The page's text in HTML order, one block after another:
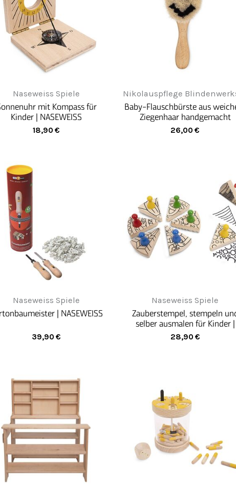
Naseweiss Spiele
mit Kompass für
Kinder | NASEWEISS
18,90 €
Nikolauspflege
Baby-Flauschbürste aus
Ziegenhaar handgemacht
26,00 €
Naseweiss Spiele
| NASEWEISS
39,90 €
Naseweiss Spiele
Zauberstempel, stempeln
selber ausmalen für Kinder |
NASEWEISS
28,90 €